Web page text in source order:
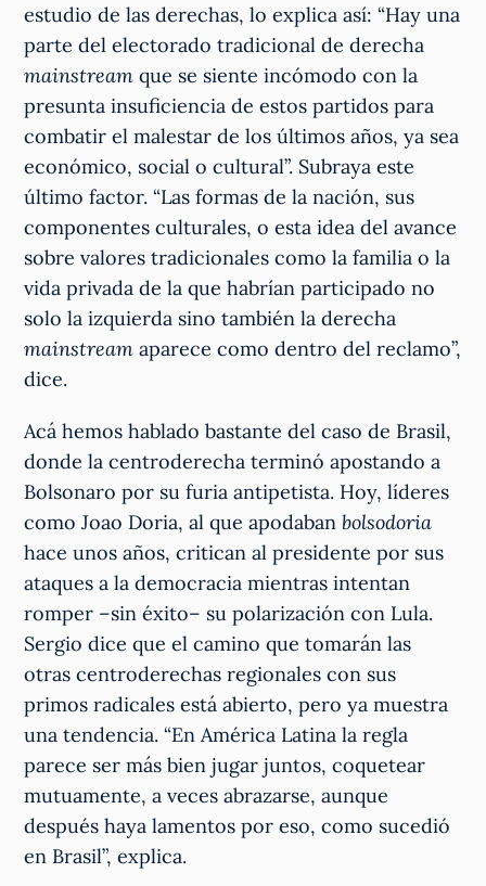
estudio de las derechas, lo explica así: “Hay una
parte del electorado tradicional de derecha
mainstreamque se siente incómodo con la
presunta insuficiencia de estos partidos para
combatir el malestar de los últimos años, ya sea
económico, social o cultural”. Subraya este
último factor. “Las formas de la nación, sus
componentes culturales, o esta idea del avance
sobre valores tradicionales como la familia o la
vida privada de la que habrían participado no
solo la izquierda sino también la derecha
mainstreamaparece como dentro del reclamo”,
dice.
Acá hemos hablado bastante del caso de Brasil,
donde la centroderecha terminó apostando a
Bolsonaro por su furia antipetista. Hoy, líderes
como Joao Doria, al que apodabanbolsodoria
hace unos años, critican al presidente por sus
ataques a la democracia mientras intentan
romper –sin éxito– su polarización con Lula.
Sergio dice que el camino que tomarán las
otras centroderechas regionales con sus
primos radicales está abierto, pero ya muestra
una tendencia. “En América Latina la regla
parece ser más bien jugar juntos, coquetear
mutuamente, a veces abrazarse, aunque
después haya lamentos por eso, como sucedió
en Brasil”, explica.